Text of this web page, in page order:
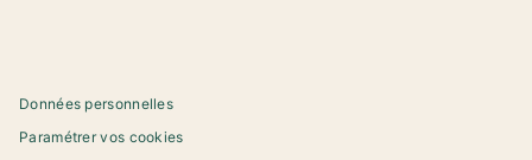
Données personnelles
Paramétrer vos cookies